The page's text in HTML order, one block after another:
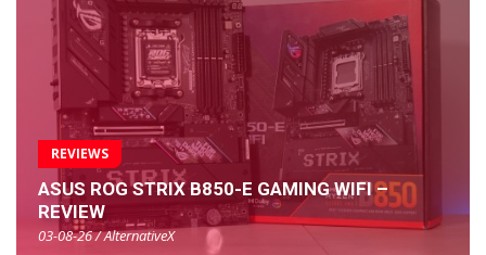
REVIEWS
ASUS ROG STRIX B850-E GAMING WIFI –
REVIEW
03-08-26 / AlternativeX